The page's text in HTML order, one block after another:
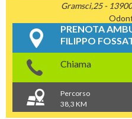
Gramsci,25 -
PRENOTA
FILIPPO
Chiama
Percorso
38,3 KM